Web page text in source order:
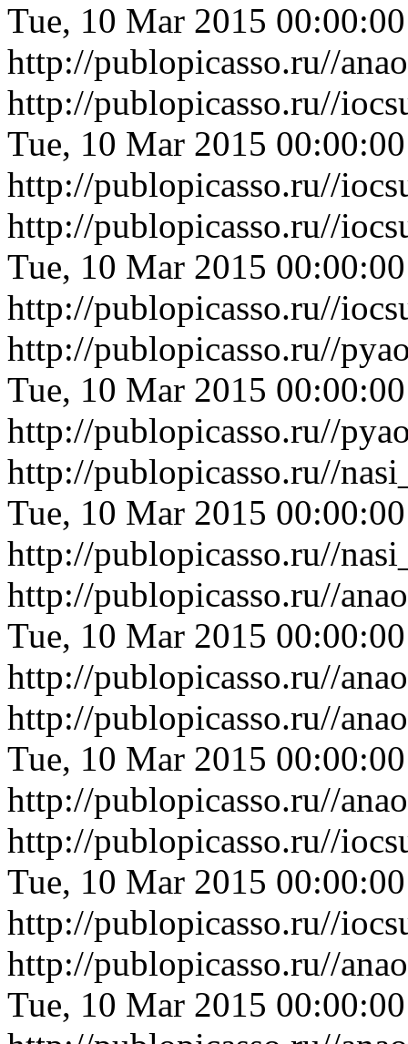
Tue, 10 Mar 2015
http://publopicasso.ru//
http://publopicasso.ru//
Tue, 10 Mar 2015
http://publopicasso.ru//
http://publopicasso.ru//
Tue, 10 Mar 2015
http://publopicasso.ru//
http://publopicasso.ru//
Tue, 10 Mar 2015
http://publopicasso.ru//
http://publopicasso.ru//
Tue, 10 Mar 2015
http://publopicasso.ru//
http://publopicasso.ru//
Tue, 10 Mar 2015
http://publopicasso.ru//
http://publopicasso.ru//
Tue, 10 Mar 2015
http://publopicasso.ru//
http://publopicasso.ru//
Tue, 10 Mar 2015
http://publopicasso.ru//
http://publopicasso.ru//
Tue, 10 Mar 2015